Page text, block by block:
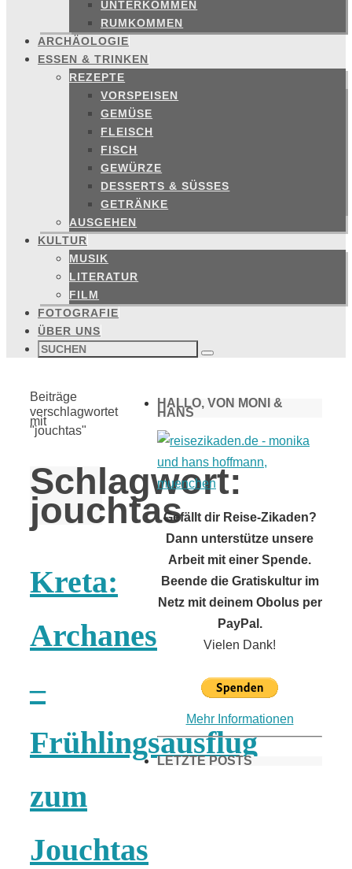
UNTERKOMMEN
RUMKOMMEN
ARCHÄOLOGIE
ESSEN & TRINKEN
REZEPTE
VORSPEISEN
GEMÜSE
FLEISCH
FISCH
GEWÜRZE
DESSERTS & SÜSSES
GETRÄNKE
AUSGEHEN
KULTUR
MUSIK
LITERATUR
FILM
FOTOGRAFIE
ÜBER UNS
Suchen
nach: Suchen
Start
Beiträge
verschlagwortet
mit
"jouchtas"
Schlagwort:
jouchtas
Kreta:
Archanes
–
Frühlingsausflug
zum
Jouchtas
HALLO, VON MONI &
HANS
Gefällt dir Reise-Zikaden?
Dann unterstütze unsere
Arbeit mit einer Spende.
Beende die Gratiskultur im
Netz mit deinem Obolus per
PayPal.
Vielen Dank!
Mehr Informationen
LETZTE POSTS